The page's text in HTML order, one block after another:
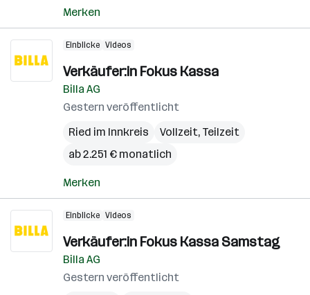
Merken
Einblicke Videos
Verkäufer:in Fokus Kassa
Billa AG
Gestern veröffentlicht
Ried im Innkreis
Vollzeit, Teilzeit
ab 2.251 € monatlich
Merken
Einblicke Videos
Verkäufer:in Fokus Kassa Samstag
Billa AG
Gestern veröffentlicht